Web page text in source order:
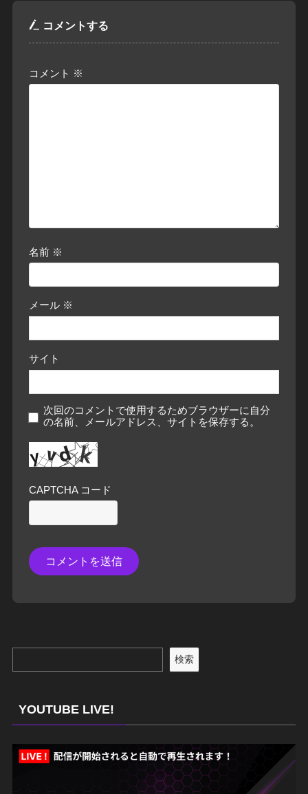
コメントする
コメント ※
名前 ※
メール ※
サイト
次回のコメントで使用するためブラウザーに自分
の名前、メールアドレス、サイトを保存する。
CAPTCHA コード
検索
YOUTUBE LIVE!